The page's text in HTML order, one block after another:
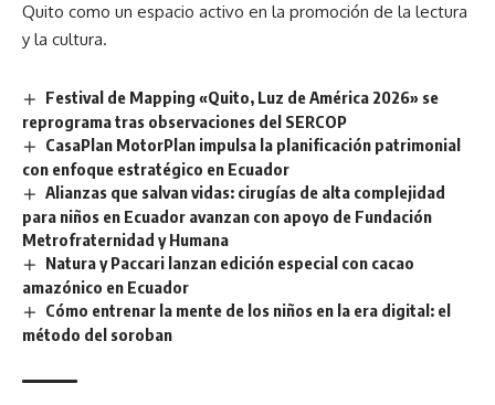
Quito como un espacio activo en la promoción de la lectura
y la cultura.
Festival de Mapping «Quito, Luz de América 2026» se
reprograma tras observaciones del SERCOP
CasaPlan MotorPlan impulsa la planificación patrimonial
con enfoque estratégico en Ecuador
Alianzas que salvan vidas: cirugías de alta complejidad
para niños en Ecuador avanzan con apoyo de Fundación
Metrofraternidad y Humana
Natura y Paccari lanzan edición especial con cacao
amazónico en Ecuador
Cómo entrenar la mente de los niños en la era digital: el
método del soroban